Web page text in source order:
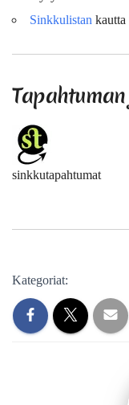
Sinkkulistan kautta
sinkkutapahtumat
Kategoriat: